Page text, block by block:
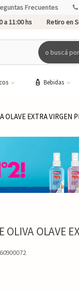
Frecuentes
a 11:00 hs Retiro en
o buscá
Bebidas
OLAVE EXTRA VIRGEN
OLIVA OLAVE